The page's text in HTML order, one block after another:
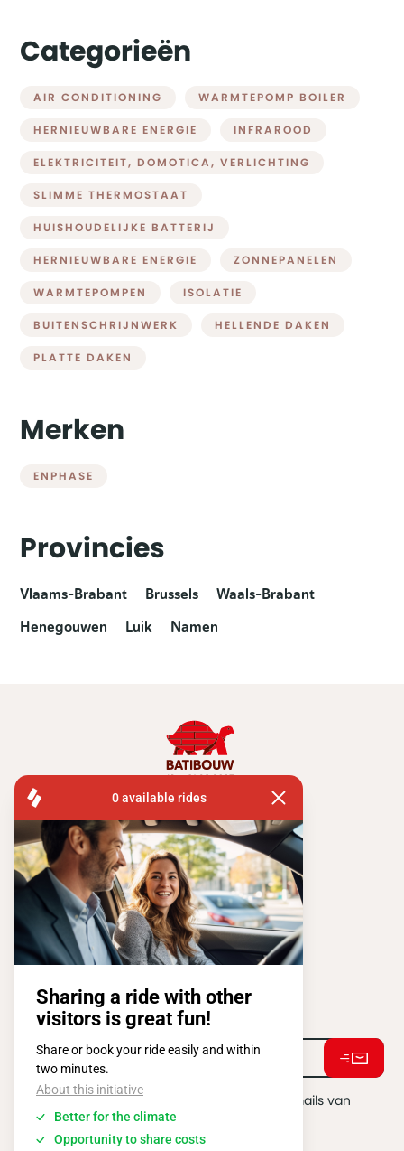
Categorieën
AIR CONDITIONING WARMTEPOMP BOILER
HERNIEUWBARE ENERGIE INFRAROOD
ELEKTRICITEIT, DOMOTICA, VERLICHTING
SLIMME THERMOSTAAT
HUISHOUDELIJKE BATTERIJ
HERNIEUWBARE ENERGIE ZONNEPANELEN
WARMTEPOMPEN ISOLATIE
BUITENSCHRIJNWERK HELLENDE DAKEN
PLATTE DAKEN
Merken
ENPHASE
Provincies
Vlaams-Brabant Brussels
Waals-Brabant
Henegouwen
Luik Namen
FISA OPERATIONS
ATOMIUMSQUARE, 1 PB 505
1020 BRUSSEL
Tel:+ 32 2 663 14 01
Stay connected !
Ik ga akkoord met het ontvangen van e-mails van
BATIBOUW.*